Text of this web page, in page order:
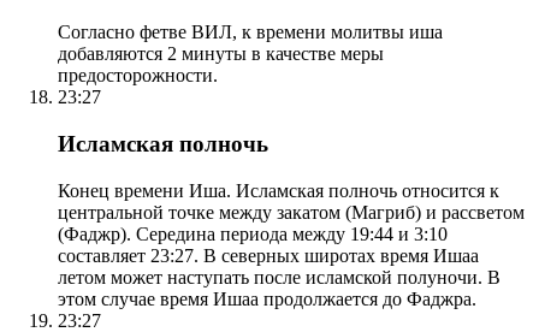
Согласно фетве ВИЛ, к времени молитвы иша
добавляются 2 минуты в качестве меры
предосторожности.
23:27
Исламская полночь
Конец времени Иша. Исламская полночь относится к
центральной точке между закатом (Магриб) и рассветом
(Фаджр). Середина периода между 19:44 и 3:10
составляет 23:27. В северных широтах время Ишаа
летом может наступать после исламской полуночи. В
этом случае время Ишаа продолжается до Фаджра.
23:27